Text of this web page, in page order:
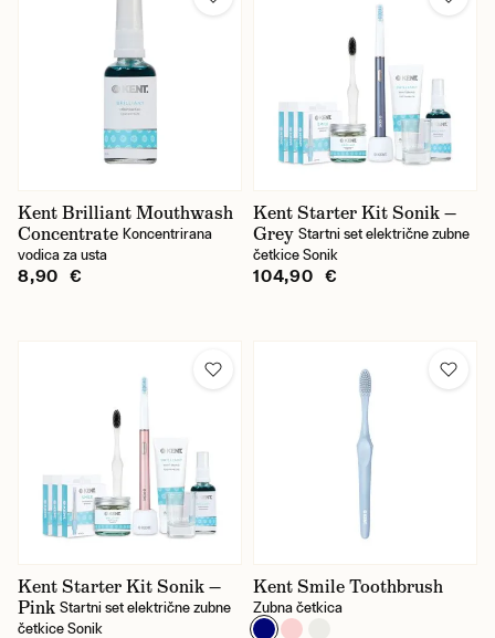
Cvjetni/biljni
Drveni
Orientalni
Vodeni
Začinski
Erbe Solingen
Marvis
Mühle
Sortiranje
pasta
Kent Brilliant Mouthwash
Concentrate Koncentrirana
vodica za usta
8,90 €
Kent Starter Kit Sonik —
Grey Startni set električne zubne
četkice Sonik
104,90 €
Kent Starter Kit Sonik —
Pink Startni set električne zubne
četkice Sonik
Kent Smile Toothbrush
Zubna četkica